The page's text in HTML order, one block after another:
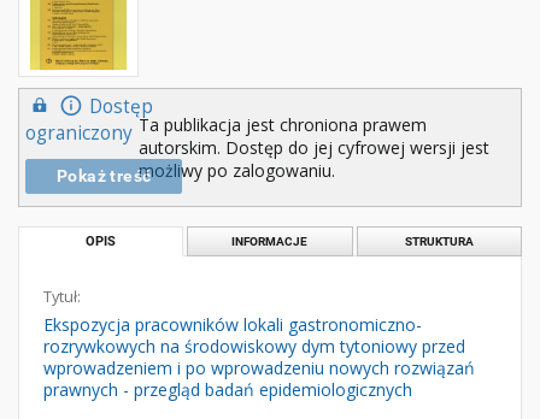
Dostęp
ograniczony
Pokaż treść
Ta publikacja jest chroniona prawem
autorskim. Dostęp do jej cyfrowej wersji jest
możliwy po zalogowaniu.
OPIS INFORMACJE STRUKTURA
Tytuł:
Ekspozycja pracowników lokali gastronomiczno-
rozrywkowych na środowiskowy dym tytoniowy przed
wprowadzeniem i po wprowadzeniu nowych rozwiązań
prawnych - przegląd badań epidemiologicznych